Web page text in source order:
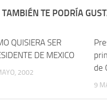
TAMBIÉN TE PODRÍA
QUISIERA SER
DE MEXICO
2002
de
9